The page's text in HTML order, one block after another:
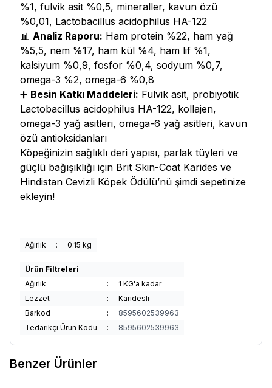
%1, fulvik asit %0,5, mineraller, kavun özü
%0,01, Lactobacillus acidophilus HA-122
📊 Analiz Raporu: Ham protein %22, ham yağ
%5,5, nem %17, ham kül %4, ham lif %1,
kalsiyum %0,9, fosfor %0,4, sodyum %0,7,
omega-3 %2, omega-6 %0,8
➕ Besin Katkı Maddeleri: Fulvik asit, probiyotik
Lactobacillus acidophilus HA-122, kollajen,
omega-3 yağ asitleri, omega-6 yağ asitleri, kavun
özü antioksidanları
Köpeğinizin sağlıklı deri yapısı, parlak tüyleri ve
güçlü bağışıklığı için Brit Skin-Coat Karides ve
Hindistan Cevizli Köpek Ödülü’nü şimdi sepetinize
ekleyin!
Ağırlık : 0.15 kg
Ürün Filtreleri
Ağırlık
:
1 KG'a kadar
Lezzet
:
Karidesli
Barkod
:
8595602539963
Tedarikçi Ürün Kodu
: 8595602539963
Benzer Ürünler